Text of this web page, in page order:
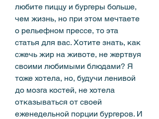
любите пиццу и бургеры больше,
чем жизнь, но при этом мечтаете
о рельефном прессе, то эта
статья для вас. Хотите знать, как
сжечь жир на животе, не жертвуя
своими любимыми блюдами? Я
тоже хотела, но, будучи ленивой
до мозга костей, не хотела
отказываться от своей
еженедельной порции бургеров. И